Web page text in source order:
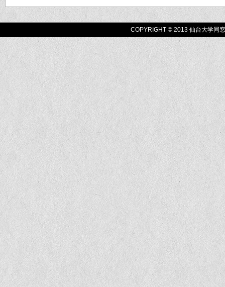
COPYRIGHT © 2013 仙台大学同